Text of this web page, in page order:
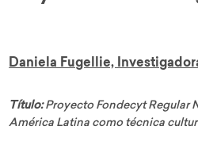
Daniela Fugellie,
Título:Proyecto Fondecyt Regular
América Latina como técnica